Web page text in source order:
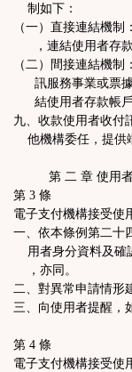
制如下：
（一）直接連結機
，連結使用者存款
（二）間接連結機
訊服務事業或票據
結使用者存款帳戶
九、收款使用者收付
他機構委任，提供
第 二 章 使用者
第 3 條
電子支付機構接受使
一、依本條例第二十
用者身分資料及確
，亦同。
二、對異常申請情形
三、向使用者提醒，
第 4 條
電子支付機構接受使